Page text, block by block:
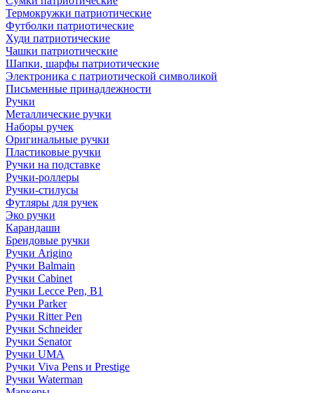
Термокружки патриотические
Футболки патриотические
Худи патриотические
Чашки патриотические
Шапки, шарфы патриотические
Электроника с патриотической символикой
Письменные принадлежности
Ручки
Металлические ручки
Наборы ручек
Оригинальные ручки
Пластиковые ручки
Ручки на подставке
Ручки-роллеры
Ручки-стилусы
Футляры для ручек
Эко ручки
Карандаши
Брендовые ручки
Ручки Arigino
Ручки Balmain
Ручки Cabinet
Ручки Lecce Pen, B1
Ручки Parker
Ручки Ritter Pen
Ручки Schneider
Ручки Senator
Ручки UMA
Ручки Viva Pens и Prestige
Ручки Waterman